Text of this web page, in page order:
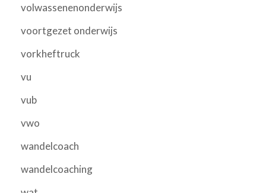
volwassenenonderwijs
voortgezet onderwijs
vorkheftruck
vu
vub
vwo
wandelcoach
wandelcoaching